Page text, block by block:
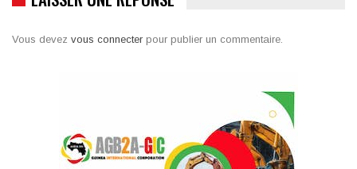
Vous devez vous connecter pour publier un commentaire.